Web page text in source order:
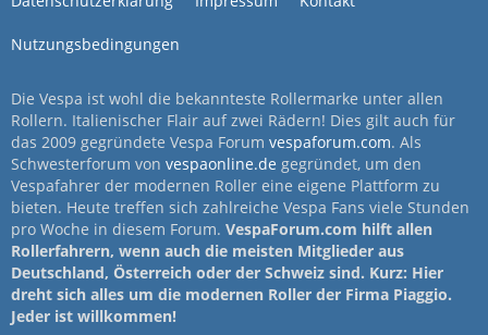
Nutzungsbedingungen
Die Vespa ist wohl die bekannteste Rollermarke unter allen
Rollern. Italienischer Flair auf zwei Rädern! Dies gilt auch für
das 2009 gegründete Vespa Forum vespaforum.com. Als
Schwesterforum von vespaonline.de gegründet, um den
Vespafahrer der modernen Roller eine eigene Plattform zu
bieten. Heute treffen sich zahlreiche Vespa Fans viele Stunden
pro Woche in diesem Forum. VespaForum.com hilft allen
Rollerfahrern, wenn auch die meisten Mitglieder aus
Deutschland, Österreich oder der Schweiz sind. Kurz: Hier
dreht sich alles um die modernen Roller der Firma Piaggio.
Jeder ist willkommen!